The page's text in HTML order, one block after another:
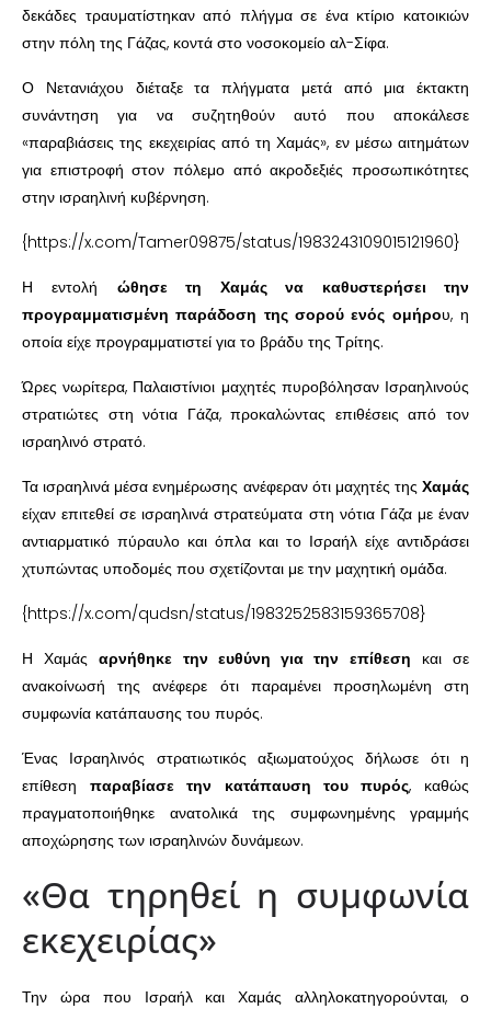
δεκάδες τραυματίστηκαν από πλήγμα σε ένα κτίριο κατοικιών
στην πόλη της Γάζας, κοντά στο νοσοκομείο αλ-Σίφα.
Ο Νετανιάχου διέταξε τα πλήγματα μετά από μια έκτακτη
συνάντηση για να συζητηθούν αυτό που αποκάλεσε
«παραβιάσεις της εκεχειρίας από τη Χαμάς», εν μέσω αιτημάτων
για επιστροφή στον πόλεμο από ακροδεξιές προσωπικότητες
στην ισραηλινή κυβέρνηση.
{https://x.com/Tamer09875/status/1983243109015121960}
Η εντολή ώθησε τη Χαμάς να καθυστερήσει την
προγραμματισμένη παράδοση της σορού ενός ομήρου, η
οποία είχε προγραμματιστεί για το βράδυ της Τρίτης.
Ώρες νωρίτερα, Παλαιστίνιοι μαχητές πυροβόλησαν Ισραηλινούς
στρατιώτες στη νότια Γάζα, προκαλώντας επιθέσεις από τον
ισραηλινό στρατό.
Τα ισραηλινά μέσα ενημέρωσης ανέφεραν ότι μαχητές της Χαμάς
είχαν επιτεθεί σε ισραηλινά στρατεύματα στη νότια Γάζα με έναν
αντιαρματικό πύραυλο και όπλα και το Ισραήλ είχε αντιδράσει
χτυπώντας υποδομές που σχετίζονται με την μαχητική ομάδα.
{https://x.com/qudsn/status/1983252583159365708}
Η Χαμάςαρνήθηκε την ευθύνη για την επίθεση και σε
ανακοίνωσή της ανέφερε ότι παραμένει προσηλωμένη στη
συμφωνία κατάπαυσης του πυρός.
Ένας Ισραηλινός στρατιωτικός αξιωματούχος δήλωσε ότι η
επίθεσηπαραβίασε την κατάπαυση του πυρός, καθώς
πραγματοποιήθηκε ανατολικά της συμφωνημένης γραμμής
αποχώρησης των ισραηλινών δυνάμεων.
«Θα τηρηθεί η συμφωνία
εκεχειρίας»
Την ώρα που Ισραήλ και Χαμάς αλληλοκατηγορούνται, ο